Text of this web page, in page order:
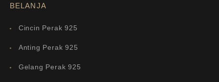
BELANJA
Cincin Perak 925
Anting Perak 925
Gelang Perak 925